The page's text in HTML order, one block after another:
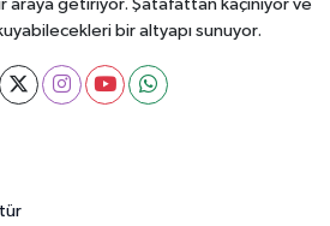
araya getiriyor. Şatafattan kaçınıyor ve
bir altyapı sunuyor.